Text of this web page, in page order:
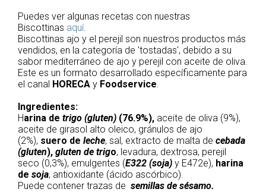
Puedes ver algunas recetas con nuestras
Biscottinas aquí.
Biscottinas ajo y el perejil son nuestros productos más
vendidos, en la categoría de 'tostadas', debido a su
sabor mediterráneo de ajo y perejil con aceite de oliva.
Este es un formato desarrollado específicamente para
el canal HORECA y Foodservice.
Ingredientes:
Harina de trigo (gluten) (76.9%), aceite de oliva (9%),
aceite de girasol alto oleico, gránulos de ajo
(2%), suero de leche, sal, extracto de malta de cebada
(gluten), gluten de trigo, levadura, dextrosa, perejil
seco (0,3%), emulgentes (E322 (soja) y E472e), harina
de soja, antioxidante (ácido ascórbico).
Puede contener trazas de semillas de sésamo.